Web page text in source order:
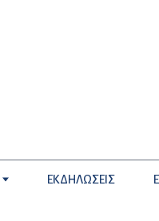
ΕΚΔΗΛΩΣΕΙΣ